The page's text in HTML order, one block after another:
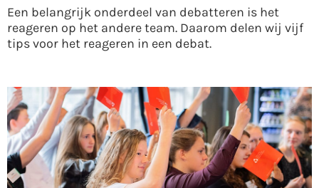
Een belangrijk onderdeel van debatteren is het
reageren op het andere team. Daarom delen wij vijf
tips voor het reageren in een debat.